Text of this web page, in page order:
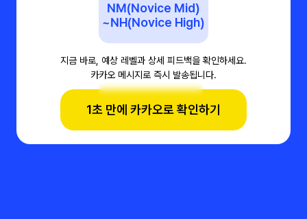
NM(Novice Mid)
~NH(Novice High)
지금 바로, 예상 레벨과 상세 피드백을 확인하세요.
카카오 메시지로 즉시 발송됩니다.
1초 만에 카카오로 확인하기